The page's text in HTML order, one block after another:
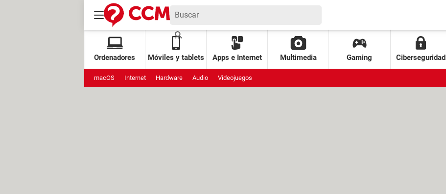
Ordenadores Móviles y tablets Apps e Internet Multimedia Gaming Ciberseguridad
macOS Internet Hardware Audio Videojuegos